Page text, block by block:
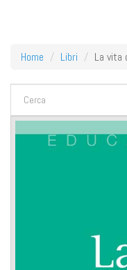
Home Libri La vita
FORM DI RICERCA